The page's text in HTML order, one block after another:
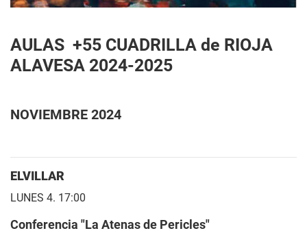
AULAS +55 CUADRILLA de RIOJA
ALAVESA 2024-2025
NOVIEMBRE 2024
ELVILLAR
LUNES 4. 17:00
Conferencia "La Atenas de Pericles"